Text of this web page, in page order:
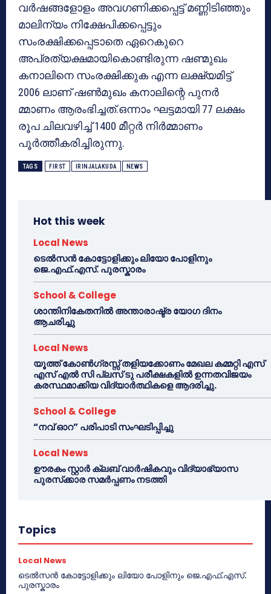
വര്‍ഷങ്ങളോളം അവഗണിക്കപ്പെട്ട് മണ്ണിടിഞ്ഞും
മാലിന്യം നിക്ഷേപിക്കപ്പെട്ടും
സംരക്ഷിക്കപ്പെടാതെ ഏറെകുറെ
അപ്രത്യക്ഷമായികൊണ്ടിരുന്ന ഷണ്മുഖം
കനാലിനെ സംരക്ഷിക്കുക എന്ന ലക്ഷ്യമിട്ട്
2006 ലാണ് ഷണ്‍മുഖം കനാലിന്റെ പുനര്‍
മ്മാണം ആരംഭിച്ചത്.ഒന്നാം ഘട്ടമായി 77 ലക്ഷം
രൂപ ചിലവഴിച്ച് 1400 മീറ്റര്‍ നിര്‍മ്മാണം
പൂര്‍ത്തീകരിച്ചിരുന്നു.
TAGS FIRST IRINJALAKUDA NEWS
Hot this week
Local News
ടെൽസൻ കോട്ടോളിക്കും ലിയോ പോളിനും
ജെ.എഫ്.എസ്. പുരസ്കാരം
School & College
ശാന്തിനികേതനിൽ അന്താരാഷ്ട്ര യോഗ ദിനം
ആചരിച്ചു
Local News
യൂത്ത് കോൺഗ്രസ്സ് തളിയക്കോണം മേഖല കമ്മറ്റി എസ്
എസ് എൽ സി പ്ലസ് ടു പരീക്ഷകളിൽ ഉന്നതവിജയം
കരസ്ഥമാക്കിയ വിദ്യാർത്ഥികളെ ആദരിച്ചു.
School & College
“നവ് ഓറ” പരിപാടി സംഘടിപ്പിച്ചു
Local News
ഊരകം സ്റ്റാർ ക്ലബ് വാർഷികവും വിദ്യാഭ്യാസ
പുരസ്‌ക്കാര സമർപ്പണം നടത്തി
Topics
Local News
ടെൽസൻ കോട്ടോളിക്കും ലിയോ പോളിനും ജെ.എഫ്.എസ്.
പുരസ്കാരം